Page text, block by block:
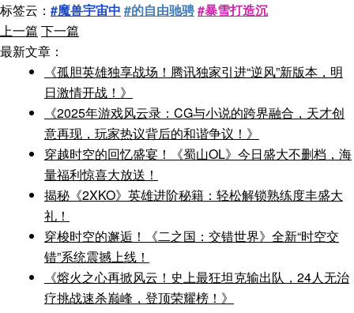
标签云： #魔兽宇宙中 #的自由驰骋#暴雪打造沉
上一篇 下一篇
最新文章：
《孤胆英雄独享战场！腾讯独家引进“逆风”新版本，明
日激情开战！》
《2025年游戏风云录：CG与小说的跨界融合，天才创
意再现，玩家热议背后的和谐争议！》
穿越时空的回忆盛宴！《蜀山OL》今日盛大不删档，海
量福利惊喜大放送！
揭秘《2XKO》英雄进阶秘籍：轻松解锁熟练度丰盛大
礼！
穿梭时空的邂逅！《二之国：交错世界》全新“时空交
错”系统震撼上线！
《熔火之心再掀风云！史上最狂坦克输出队，24人无治
疗挑战速杀巅峰，登顶荣耀榜！》